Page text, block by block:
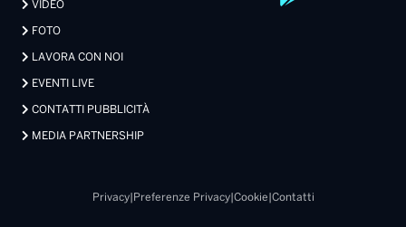
VIDEO
FOTO
LAVORA CON NOI
EVENTI LIVE
CONTATTI PUBBLICITÀ
MEDIA PARTNERSHIP
Privacy| Preferenze Privacy| Cookie Contatti